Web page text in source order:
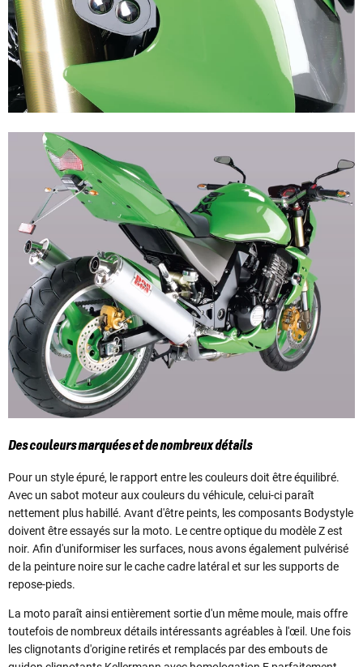
Des couleurs marquées et de nombreux détails
Pour un style épuré, le rapport entre les couleurs doit être équilibré.
Avec un sabot moteur aux couleurs du véhicule, celui-ci paraît
nettement plus habillé. Avant d'être peints, les composants Bodystyle
doivent être essayés sur la moto. Le centre optique du modèle Z est
noir. Afin d'uniformiser les surfaces, nous avons également pulvérisé
de la peinture noire sur le cache cadre latéral et sur les supports de
repose-pieds.
La moto paraît ainsi entièrement sortie d'un même moule, mais offre
toutefois de nombreux détails intéressants agréables à l'œil. Une fois
les clignotants d'origine retirés et remplacés par des embouts de